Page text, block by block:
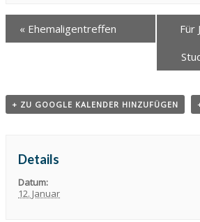
« Ehemaligentreffen
Für
+ ZU GOOGLE KALENDER HINZUFÜGEN
Details
Datum:
12. Januar